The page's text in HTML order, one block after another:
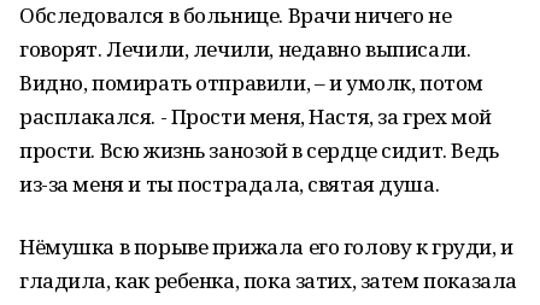
Обследовался в больнице. Врачи ничего не
говорят. Лечили, лечили, недавно выписали.
Видно, помирать отправили, – и умолк, потом
расплакался. - Прости меня, Настя, за грех мой
прости. Всю жизнь занозой в сердце сидит. Ведь
из-за меня и ты пострадала, святая душа.
Нёмушка в порыве прижала его голову к груди, и
гладила, как ребенка, пока затих, затем показала